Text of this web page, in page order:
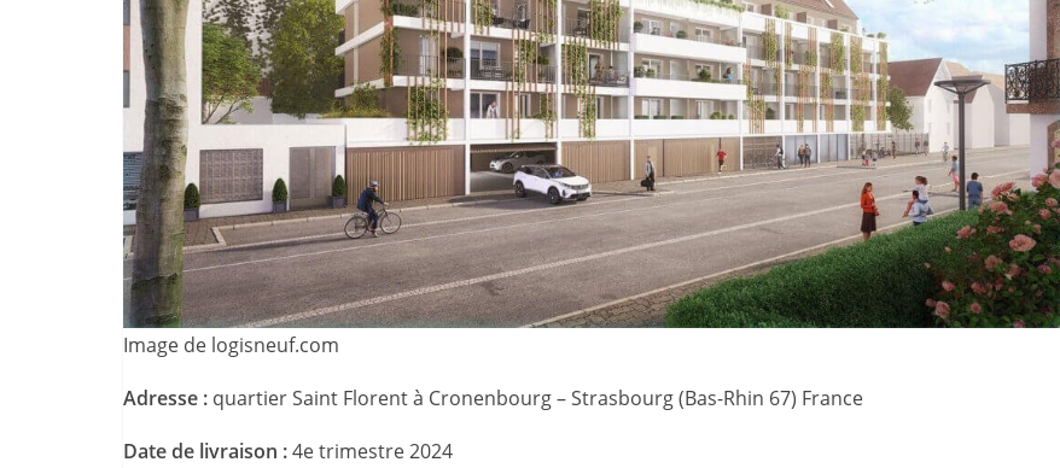
Image de logisneuf.com
Adresse : quartier Saint Florent à Cronenbourg – Strasbourg (Bas-Rhin 67) France
Date de livraison :4e trimestre 2024